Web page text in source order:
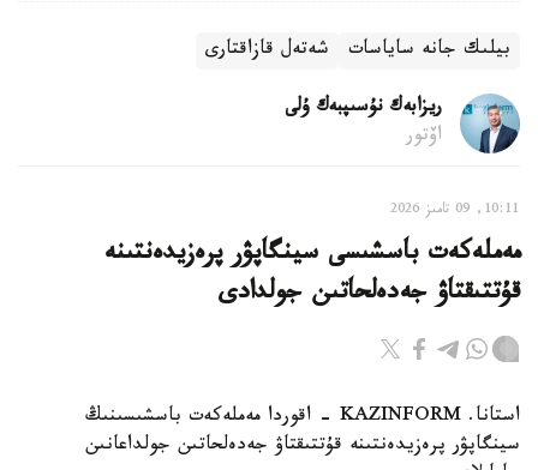
بيلىك جانە ساياسات شەتەل قازاقتارى
ريزابەك نۇسىپبەك ۇلى
اۆتور
10:11, 09 تامىز 2026
مەملەكەت باسشىسى سينگاپۋر پرەزيدەنتىنە
قۇتتىقتاۋ جەدەلحاتىن جولدادى
استانا. KAZINFORM - اقوردا مەملەكەت باسشىسىنىڭ
سينگاپۋر پرەزيدەنتىنە قۇتتىقتاۋ جەدەلحاتىن جولداعانىن